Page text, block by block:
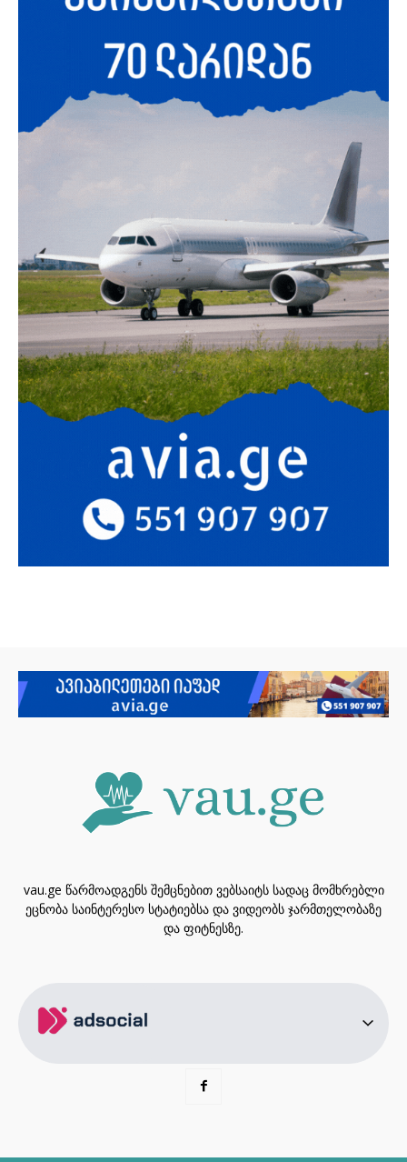
vau.ge წარმოადგენს შემცნებით ვებსაიტს სადაც მომხრებლი
ეცნობა საინტერესო სტატიებსა და ვიდეობს ჯარმთელობაზე
და ფიტნესზე.